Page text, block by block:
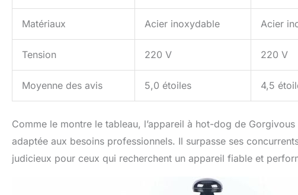
Matériaux Acier inoxydable Acier
Tension 220 V 220 V
Moyenne des avis 5,0 étoiles 4,5
Comme le montre le tableau, l’appareil à hot-dog de
adaptée aux besoins professionnels. Il surpasse ses
judicieux pour ceux qui recherchent un appareil fiable et